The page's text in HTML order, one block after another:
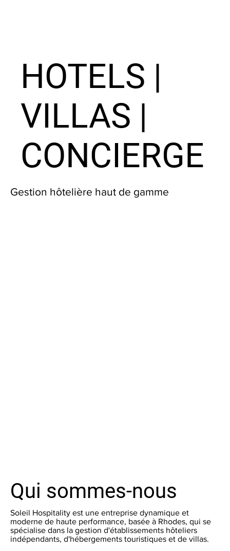
Soleil Hospitality est une entreprise dynamique et
moderne de haute performance, basée à Rhodes, qui se
spécialise dans la gestion d'établissements hôteliers
indépendants, d'hébergements touristiques et de villas.
Qui sommes-nous
Gestion hôtelière haut de gamme
HOTELS |
VILLAS |
CONCIERGE